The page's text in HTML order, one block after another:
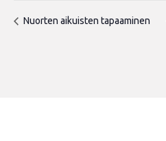
Nuorten aikuisten tapaaminen